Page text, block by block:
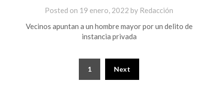
Posted on 19 enero, 2022 by Redacción
Vecinos apuntan a un hombre mayor por un delito de
instancia privada
1 Next